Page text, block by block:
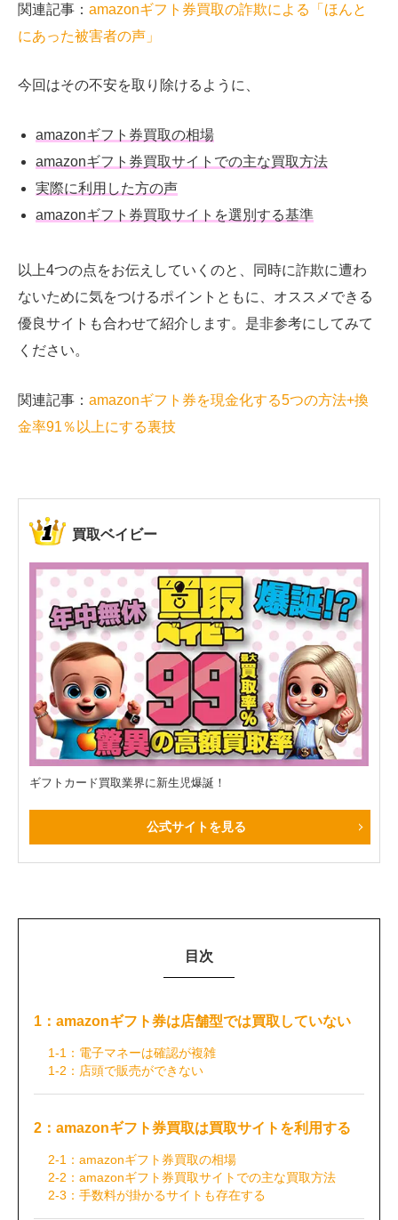
関連記事： amazonギフト券買取の詐欺による「ほんと
にあった被害者の声」
今回はその不安を取り除けるように、
amazonギフト券買取の相場
amazonギフト券買取サイトでの主な買取方法
実際に利用した方の声
amazonギフト券買取サイトを選別する基準
以上4つの点をお伝えしていくのと、同時に詐欺に遭わ
ないために気をつけるポイントともに、オススメできる
優良サイトも合わせて紹介します。是非参考にしてみて
ください。
関連記事： amazonギフト券を現金化する5つの方法+換
金率91％以上にする裏技
買取ベイビー
ギフトカード買取業界に新生児爆誕！
公式サイトを見る
目次
1：amazonギフト券は店舗型では買取していない
1-1：電子マネーは確認が複雑
1-2：店頭で販売ができない
2：amazonギフト券買取は買取サイトを利用する
2-1：amazonギフト券買取の相場
2-2：amazonギフト券買取サイトでの主な買取方法
2-3：手数料が掛かるサイトも存在する